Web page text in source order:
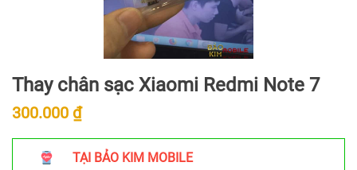
Thay chân sạc Xiaomi Redmi Note 7
300.000 ₫
TẠI BẢO KIM MOBILE